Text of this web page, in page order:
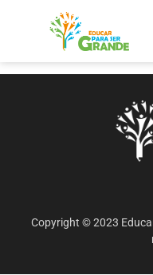
Copyright © 2023